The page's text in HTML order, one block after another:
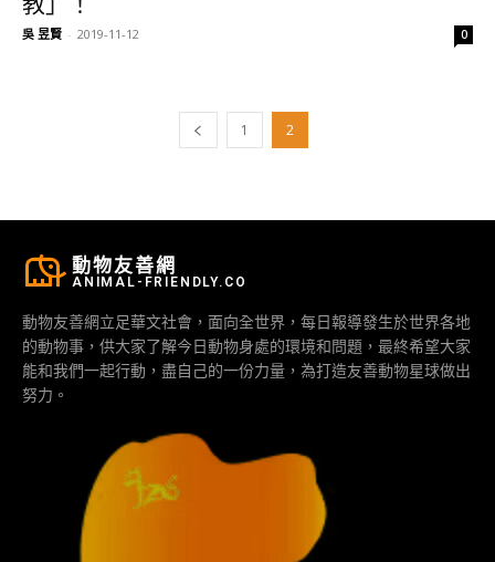
吳 昱賢 - 2019-11-12 0
1 2
動物友善網
ANIMAL-FRIENDLY.CO
動物友善網立足華文社會，面向全世界，每日報導發生於世界各地
的動物事，供大家了解今日動物身處的環境和問題，最終希望大家
能和我們一起行動，盡自己的一份力量，為打造友善動物星球做出
努力。